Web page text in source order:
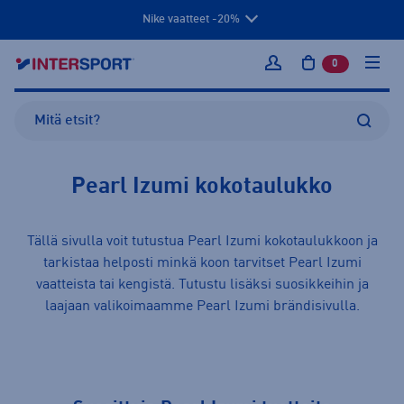
Nike vaatteet -20%
Kirjaudu sisään
0 tuotetta
Pearl Izumi kokotaulukko
Tällä sivulla voit tutustua Pearl Izumi kokotaulukkoon ja
tarkistaa helposti minkä koon tarvitset Pearl Izumi
vaatteista tai kengistä. Tutustu lisäksi suosikkeihin ja
laajaan valikoimaamme Pearl Izumi brändisivulla.